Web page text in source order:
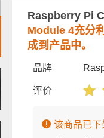
Raspberry Pi
Module 4充分
成到产品中。
品牌
评价
该商品已下